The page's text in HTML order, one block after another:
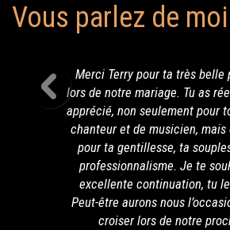
Vous parlez de
Merci Terry pour ta très belle
lors de notre mariage. Tu as
apprécié, non seulement pour
chanteur et de musicien, mais
pour ta gentillesse, ta
professionnalisme. Je te
excellente continuation, tu
Peut-être aurons nous
croiser lors de notre